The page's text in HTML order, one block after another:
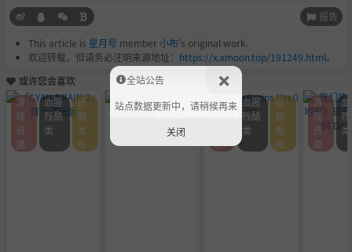
报告
This article is 星月号 member小布's original work.
欢迎转载，但请务必注明来源地址： https://x.xmoon.top/191249.html。
或许您会喜欢
游
戏
资
源
血腥
残酷
类
近
期
发
布
血腥残
近期发
游
源
血腥
残酷
类
近
期
发
布
游
戏
资
源
类
全站公告
站点数据更新中，请稍候再来
关闭